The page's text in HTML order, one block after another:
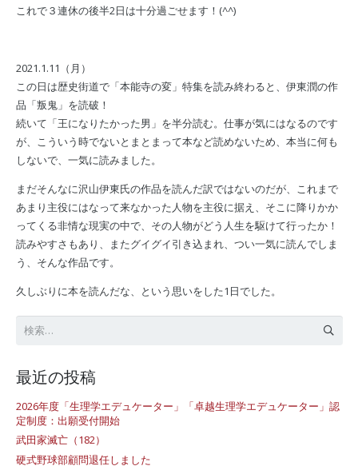
これで３連休の後半2日は十分過ごせます！(^^)
2021.1.11（月）
この日は歴史街道で「本能寺の変」特集を読み終わると、伊東潤の作
品「叛鬼」を読破！
続いて「王になりたかった男」を半分読む。仕事が気にはなるのです
が、こういう時でないとまとまって本など読めないため、本当に何も
しないで、一気に読みました。
まだそんなに沢山伊東氏の作品を読んだ訳ではないのだが、これまで
あまり主役にはなって来なかった人物を主役に据え、そこに降りかか
ってくる非情な現実の中で、その人物がどう人生を駆けて行ったか！
読みやすさもあり、またグイグイ引き込まれ、つい一気に読んでしま
う、そんな作品です。
久しぶりに本を読んだな、という思いをした1日でした。
最近の投稿
2026年度「生理学エデュケーター」「卓越生理学エデュケーター」認
定制度：出願受付開始
武田家滅亡（182）
硬式野球部顧問退任しました